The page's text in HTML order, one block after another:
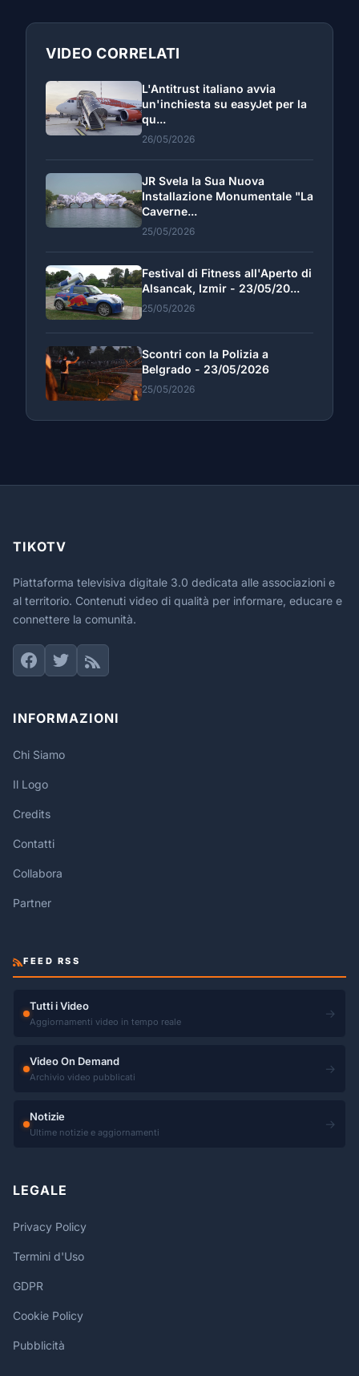
VIDEO CORRELATI
L'Antitrust italiano avvia
un'inchiesta su easyJet per la
qu...
26/05/2026
JR Svela la Sua Nuova
Installazione Monumentale "La
Caverne...
25/05/2026
Festival di Fitness all'Aperto di
Alsancak, Izmir - 23/05/20...
25/05/2026
Scontri con la Polizia a
Belgrado - 23/05/2026
25/05/2026
TIKOTV
Piattaforma televisiva digitale 3.0 dedicata alle associazioni e
al territorio. Contenuti video di qualità per informare, educare e
connettere la comunità.
INFORMAZIONI
Chi Siamo
Il Logo
Credits
Contatti
Collabora
Partner
FEED RSS
Tutti i Video
Aggiornamenti video in tempo reale
→
Video On Demand
Archivio video pubblicati
→
Notizie
Ultime notizie e aggiornamenti
→
LEGALE
Privacy Policy
Termini d'Uso
GDPR
Cookie Policy
Pubblicità